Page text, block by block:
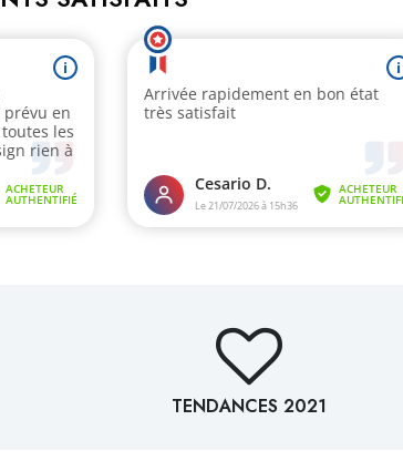
TENDANCES 2021